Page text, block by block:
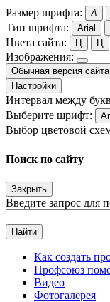
Размер шрифта: A
Тип шрифта: Arial
Цвета сайта: Ц Ц
Изображения:
Обычная версия сайта
Настройки
Интервал между
Выберите шрифт:
Выбор цветовой
Поиск по сайту
Закрыть
Введите запрос для
Найти
Как создать
Профсоюз
Видео
Фотогалерея